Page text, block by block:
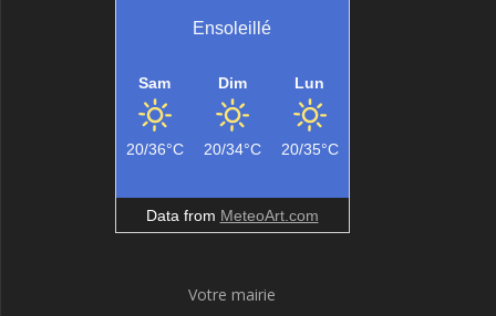
Ensoleillé
Sam
20/36°C
Dim
20/34°C
Lun
20/35°C
Data from MeteoArt.com
Votre mairie